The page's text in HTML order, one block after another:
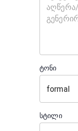
ტონი
სტილი